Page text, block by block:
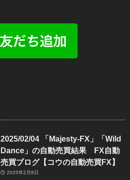
2025/02/04 「Majesty-FX」「Wild
Dance」の自動売買結果 FX自動
売買ブログ【コウの自動売買FX】
2025年2月8日